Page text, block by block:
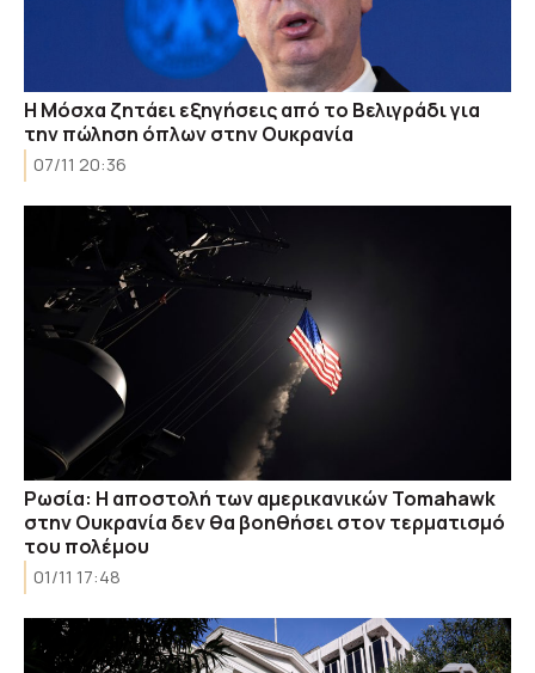
Η Μόσχα ζητάει εξηγήσεις από το Βελιγράδι για
την πώληση όπλων στην Ουκρανία
07/11 20:36
Ρωσία: Η αποστολή των αμερικανικών Tomahawk
στην Ουκρανία δεν θα βοηθήσει στον τερματισμό
του πολέμου
01/11 17:48